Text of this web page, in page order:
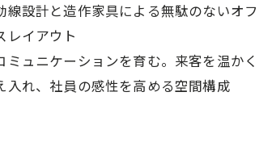
設計と造作家具による無駄のないオフ
レイアウト
ュニケーションを育む。来客を温かく
入れ、社員の感性を高める空間構成